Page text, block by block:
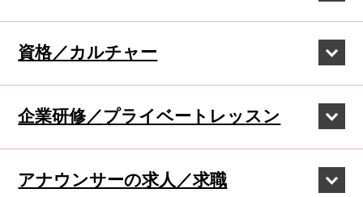
資格／カルチャー
企業研修／プライベートレッスン
アナウンサーの求人／求職